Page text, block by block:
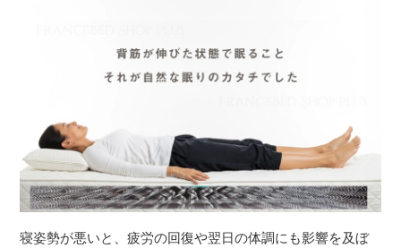
寝姿勢が悪いと、疲労の回復や翌日の体調にも影響を及ぼ